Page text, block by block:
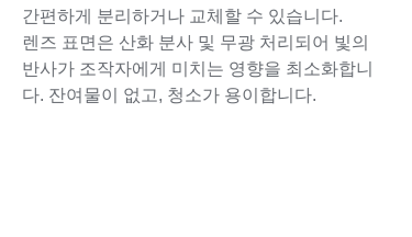
간편하게 분리하거나 교체할 수 있습니다.
렌즈 표면은 산화 분사 및 무광 처리되어 빛의
반사가 조작자에게 미치는 영향을 최소화합니
다. 잔여물이 없고, 청소가 용이합니다.